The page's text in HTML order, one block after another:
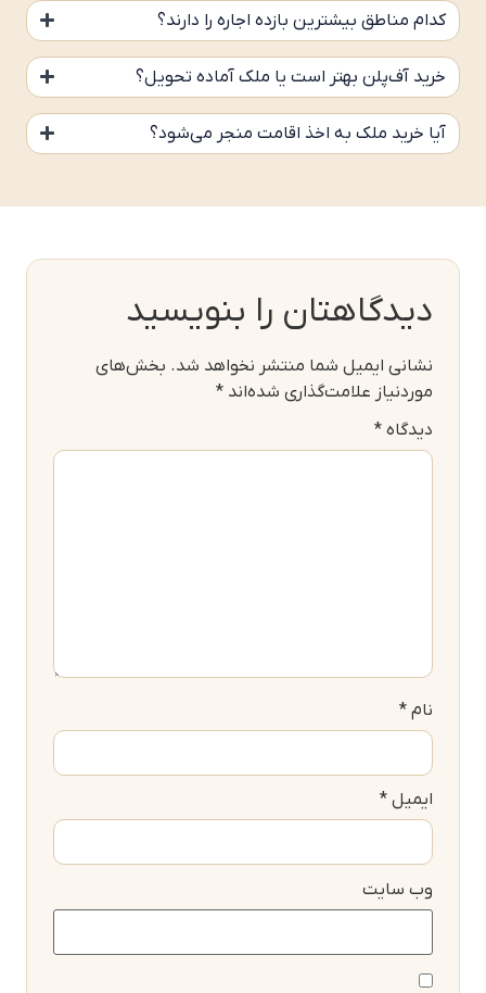
کدام مناطق بیشترین بازده اجاره را دارند؟
خرید آف‌پلن بهتر است یا ملک آماده تحویل؟
آیا خرید ملک به اخذ اقامت منجر می‌شود؟
دیدگاهتان را بنویسید
نشانی ایمیل شما منتشر نخواهد شد. بخش‌های
موردنیاز علامت‌گذاری شده‌اند*
دیدگاه*
نام*
ایمیل*
وب‌ سایت